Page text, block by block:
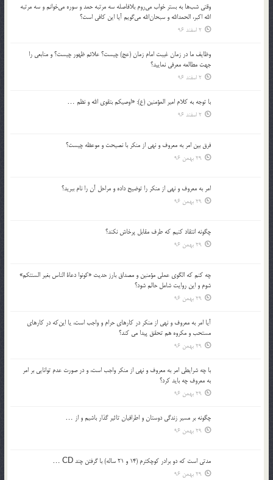
وقتي شب‌ها به بستر خواب مي‌روم بلافاصله سه مرتبه حمد و سوره مي‌خوانم و سه مرتبه
الله اكبر، الحمدالله و سبحان‌الله مي‌گويم آيا اين كافي است؟
2 اسفند 96
وظايف ما در زمان غيبت امام زمان (عج) چيست؟ علائم ظهور چيست؟ و منابعي را
جهت مطالعه معرفي نماييد؟
2 اسفند 96
با توجه به كلام امير المؤمنين (ع): «اوصيكم بتقوي الله و نظم …
2 اسفند 96
فرق بين امر به معروف و نهي از منكر با نصيحت و موعظه چيست؟
29 بهمن 96
امر به معروف و نهي از منكر را توضيح داده و مراحل آن را نام ببريد؟
29 بهمن 96
چگونه انتقاد كنيم كه طرف مقابل پرخاش نكند؟
29 بهمن 96
چه كنم كه الگوي عملي مؤمنين و مصداق بارز حديث «كونوا دعاة الناس بغير السنتكم»
شوم و اين روايت شامل حالم شود؟
29 بهمن 96
آيا امر به معروف و نهي از منكر در كارهاي حرام و واجب است، يا اين‌كه در كارهاي
مستحب و مكروه هم تحقق پيدا مي كند؟
29 بهمن 96
با چه شرايطي امر به معروف و نهي از منکر واجب است، و در صورت عدم توانايي بر امر
به معروف چه بايد کرد؟
29 بهمن 96
چگونه بر مسير زندگي دوستان و اطرافيان تاثير گذار باشيم و از …
29 بهمن 96
مدتي است كه دو برادر كوچكترم (14 و 21 ساله) با گرفتن چند CD …
29 بهمن 96